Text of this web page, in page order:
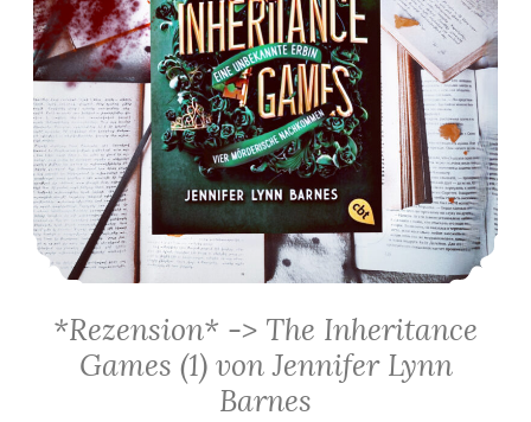
*Rezension* -> The Inheritance
Games (1) von Jennifer Lynn
Barnes